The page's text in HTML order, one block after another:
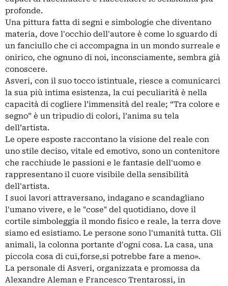
profonde.
Una pittura fatta di segni e simbologie che diventano
materia, dove l'occhio dell'autore è come lo sguardo di
un fanciullo che ci accompagna in un mondo surreale e
onirico, che ognuno di noi, inconsciamente, sembra già
conoscere.
Asveri, con il suo tocco istintuale, riesce a comunicarci
la sua più intima esistenza, la cui peculiarità è nella
capacità di cogliere l’immensità del reale; “Tra colore e
segno” è un tripudio di colori, l’anima su tela
dell’artista.
Le opere esposte raccontano la visione del reale con
uno stile deciso, vitale ed emotivo, sono un contenitore
che racchiude le passioni e le fantasie dell'uomo e
rappresentano il cuore visibile della sensibilità
dell'artista.
I suoi lavori attraversano, indagano e scandagliano
l'umano vivere, e le "cose" del quotidiano, dove il
cortile simboleggia il mondo fisico e reale, la terra dove
siamo ed esistiamo. Le persone sono l'umanità tutta. Gli
animali, la colonna portante d'ogni cosa. La casa, una
piccola cosa di cui,forse,si potrebbe fare a meno».
La personale di Asveri, organizzata e promossa da
Alexandre Aleman e Francesco Trentarossi, in